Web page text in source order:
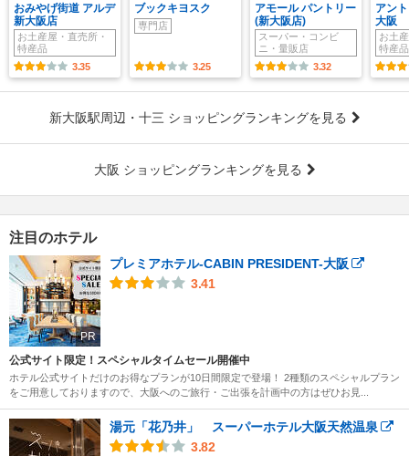
おみやげ街道 アルデ
新大阪店
お土産屋・直売所・
特産品
3.35
ブックキヨスク
専門店
3.25
アモール パントリー
(新大阪店)
スーパー・コンビ
ニ・量販店
3.32
アン
大阪
お土
特産品
新大阪駅周辺・十三 ショッピングランキングを見る
大阪 ショッピングランキングを見る
注目のホテル
PR
プレミアホテル-CABIN PRESIDENT-大阪
3.41
公式サイト限定！スペシャルタイムセール開催中
ホテル公式サイトだけのお得なプランが10日間限定で登場！ 2種類のスペシャルプラン
をご用意しておりますので、大阪へのご旅行・ご出張を計画中の方はぜひお見...
湯元「花乃井」 スーパーホテル大阪天然温泉
3.82